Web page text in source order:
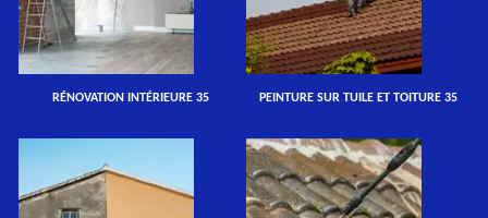
RÉNOVATION INTÉRIEURE 35 PEINTURE SUR TUILE ET TOITURE 35